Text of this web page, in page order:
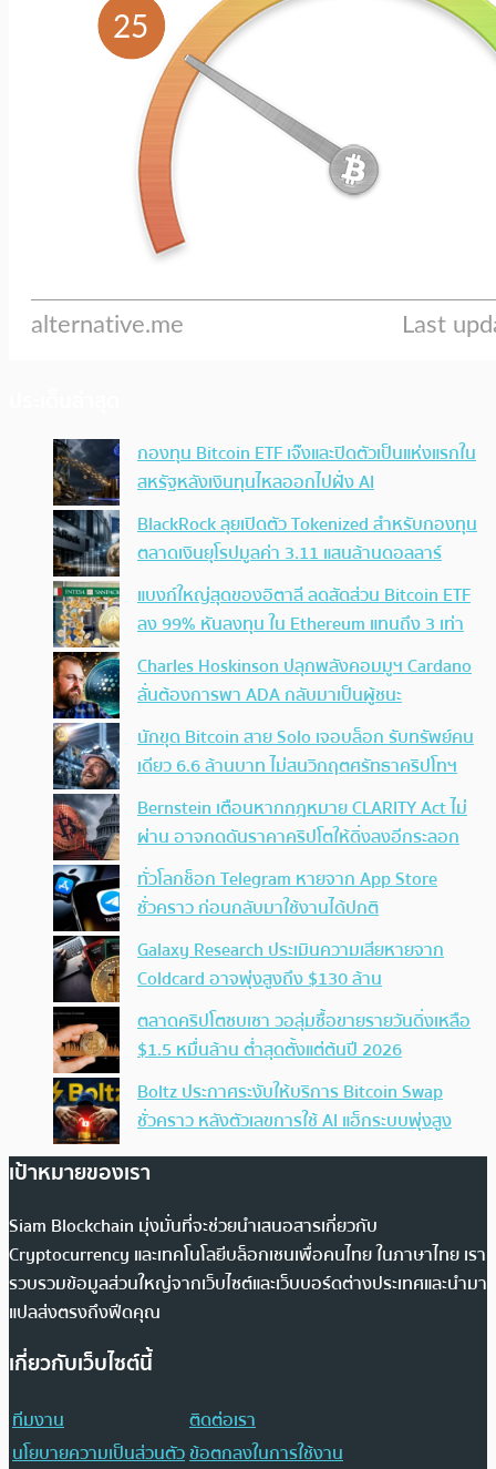
กองทุน Bitcoin ETF เจ๊งและปิดตัวเป็นแห่งแรกใน
สหรัฐหลังเงินทุนไหลออกไปฝั่ง AI
BlackRock ลุยเปิดตัว Tokenized สำหรับกองทุน
ตลาดเงินยุโรปมูลค่า 3.11 แสนล้านดอลลาร์
แบงก์ใหญ่สุดของอิตาลี ลดสัดส่วน Bitcoin ETF
ลง 99% หันลงทุน ใน Ethereum แทนถึง 3 เท่า
Charles Hoskinson ปลุกพลังคอมมูฯ Cardano
ลั่นต้องการพา ADA กลับมาเป็นผู้ชนะ
นักขุด Bitcoin สาย Solo เจอบล็อก รับทรัพย์คน
เดียว 6.6 ล้านบาท ไม่สนวิกฤตศรัทธาคริปโทฯ
Bernstein เตือนหากกฎหมาย CLARITY Act ไม่
ผ่าน อาจกดดันราคาคริปโตให้ดิ่งลงอีกระลอก
ทั่วโลกช็อก Telegram หายจาก App Store
ชั่วคราว ก่อนกลับมาใช้งานได้ปกติ
Galaxy Research ประเมินความเสียหายจาก
Coldcard อาจพุ่งสูงถึง $130 ล้าน
ตลาดคริปโตซบเซา วอลุ่มซื้อขายรายวันดิ่งเหลือ
$1.5 หมื่นล้าน ต่ำสุดตั้งแต่ต้นปี 2026
Boltz ประกาศระงับให้บริการ Bitcoin Swap
ชั่วคราว หลังตัวเลขการใช้ AI แฮ็กระบบพุ่งสูง
เป้าหมายของเรา
Siam Blockchain มุ่งมั่นที่จะช่วยนำเสนอสารเกี่ยวกับ
Cryptocurrency และเทคโนโลยีบล็อกเชนเพื่อคนไทย ในภาษาไทย เรา
รวบรวมข้อมูลส่วนใหญ่จากเว็บไซต์และเว็บบอร์ดต่างประเทศและนำมา
แปลส่งตรงถึงฟีดคุณ
เกี่ยวกับเว็บไซต์นี้
ทีมงาน
ติดต่อเรา
นโยบายความเป็นส่วนตัวข้อตกลงในการใช้งาน